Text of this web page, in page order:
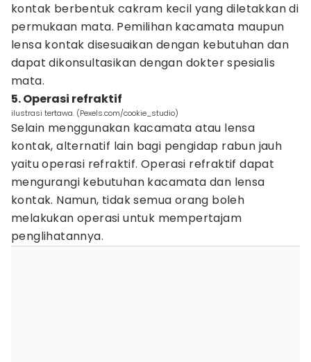
kontak berbentuk cakram kecil yang diletakkan di
permukaan mata. Pemilihan kacamata maupun
lensa kontak disesuaikan dengan kebutuhan dan
dapat dikonsultasikan dengan dokter spesialis
mata.
5. Operasi refraktif
ilustrasi tertawa. (Pexels.com/cookie_studio)
Selain menggunakan kacamata atau lensa
kontak, alternatif lain bagi pengidap rabun jauh
yaitu operasi refraktif. Operasi refraktif dapat
mengurangi kebutuhan kacamata dan lensa
kontak. Namun, tidak semua orang boleh
melakukan operasi untuk mempertajam
penglihatannya.